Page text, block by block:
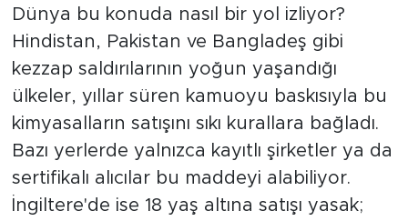
Dünya bu konuda nasıl bir yol izliyor?
Hindistan, Pakistan ve Bangladeş gibi
kezzap saldırılarının yoğun yaşandığı
ülkeler, yıllar süren kamuoyu baskısıyla bu
kimyasalların satışını sıkı kurallara bağladı.
Bazı yerlerde yalnızca kayıtlı şirketler ya da
sertifikalı alıcılar bu maddeyi alabiliyor.
İngiltere'de ise 18 yaş altına satışı yasak;